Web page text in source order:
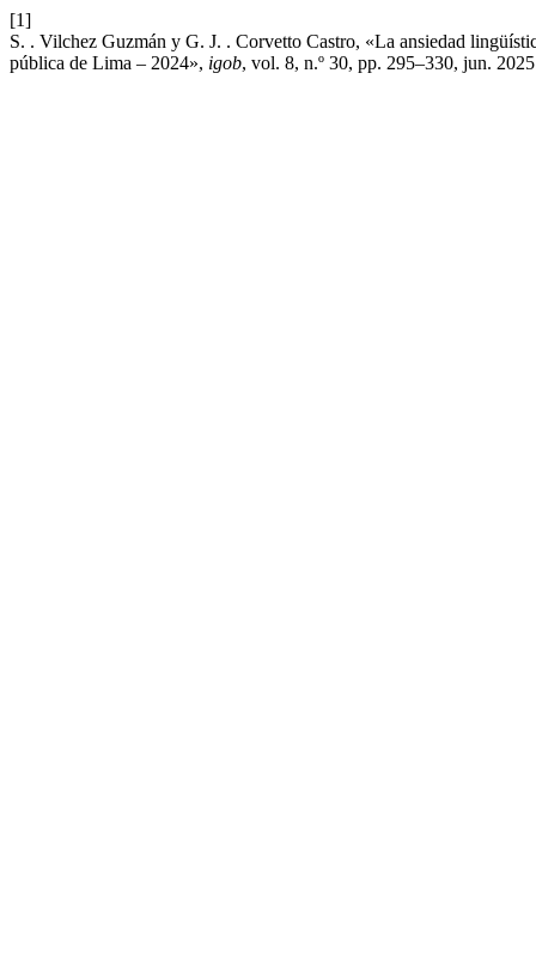
[1]
S. . Vilchez Guzmán y G. J. . Corvetto Castro, «La ansiedad
pública de Lima – 2024», igob, vol. 8, n.º 30, pp. 295–330, jun.